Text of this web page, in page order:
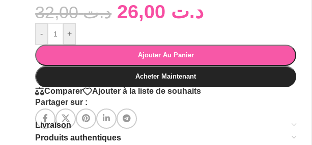
د.ت32,00 د.ت
- +
Ajouter Au Panier
Acheter Maintenant
Comparer
Ajouter à la liste de souhaits
Partager sur :
Livraison
Produits authentiques